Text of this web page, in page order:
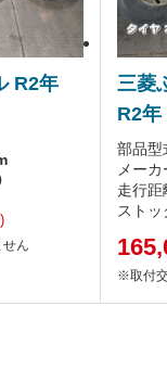
R2年
ん
三菱
R2年
部品型
メー
走行距
スト
※取付